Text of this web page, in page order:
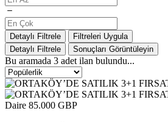
Detaylı Filtrele
Filtreleri Uygula
Detaylı Filtrele
Sonuçları Görüntüleyin
Bu aramada 3 adet ilan bulundu...
Daire 85.000 GBP